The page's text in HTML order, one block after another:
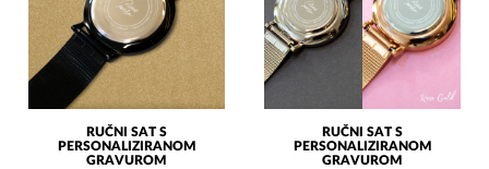
RUČNI SAT S
PERSONALIZIRANOM
GRAVUROM
RUČNI SAT S
PERSONALIZIRANOM
GRAVUROM